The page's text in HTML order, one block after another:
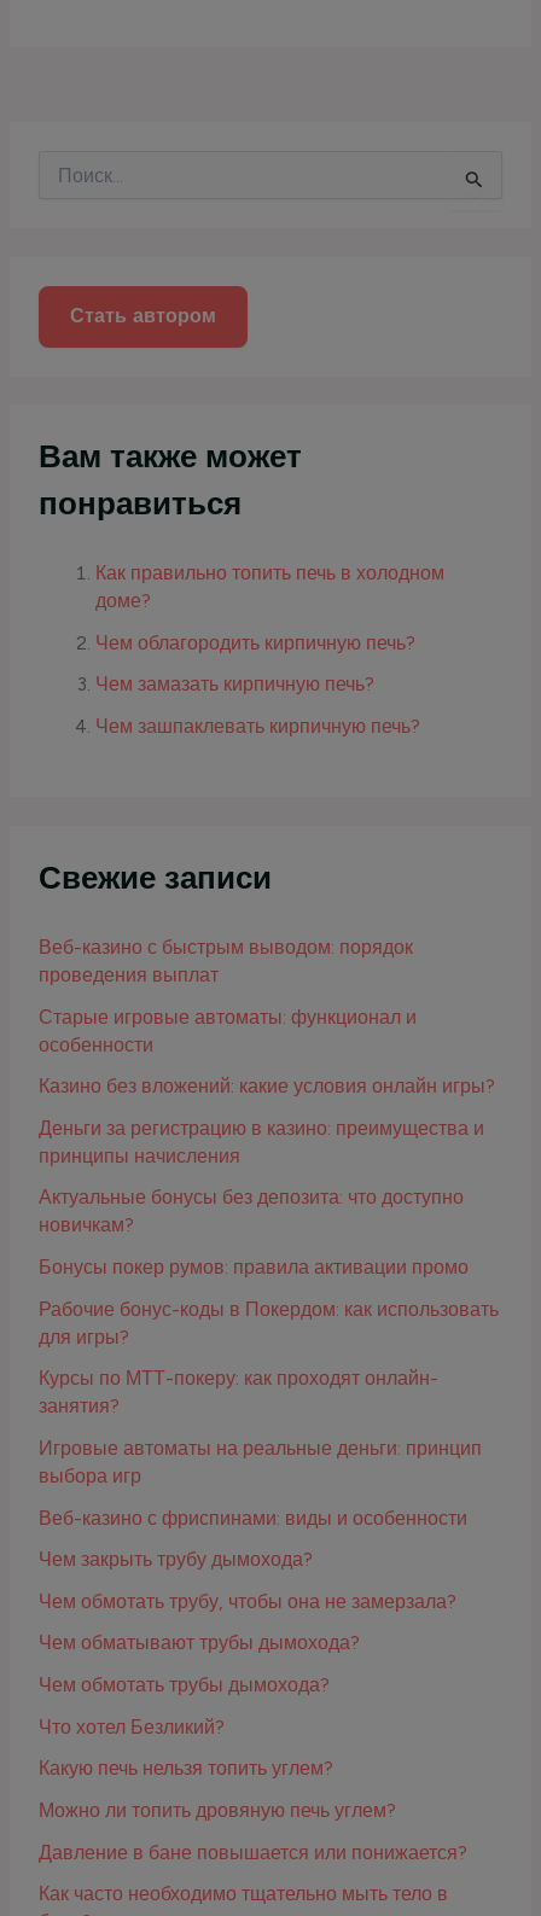
Стать автором
Вам также может
понравиться
Как правильно топить печь в холодном
доме?
Чем облагородить кирпичную печь?
Чем замазать кирпичную печь?
Чем зашпаклевать кирпичную печь?
Свежие записи
Веб-казино с быстрым выводом: порядок
проведения выплат
Старые игровые автоматы: функционал и
особенности
Казино без вложений: какие условия онлайн игры?
Деньги за регистрацию в казино: преимущества и
принципы начисления
Актуальные бонусы без депозита: что доступно
новичкам?
Бонусы покер румов: правила активации промо
Рабочие бонус-коды в Покердом: как использовать
для игры?
Курсы по МТТ-покеру: как проходят онлайн-
занятия?
Игровые автоматы на реальные деньги: принцип
выбора игр
Веб-казино с фриспинами: виды и особенности
Чем закрыть трубу дымохода?
Чем обмотать трубу, чтобы она не замерзала?
Чем обматывают трубы дымохода?
Чем обмотать трубы дымохода?
Что хотел Безликий?
Какую печь нельзя топить углем?
Можно ли топить дровяную печь углем?
Давление в бане повышается или понижается?
Как часто необходимо тщательно мыть тело в